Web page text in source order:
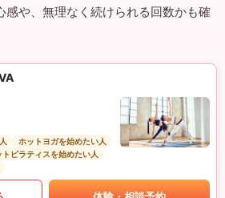
感や、無理なく続けられる回数かも確
ホットヨガを始めたい人
トピラティスを始めたい人